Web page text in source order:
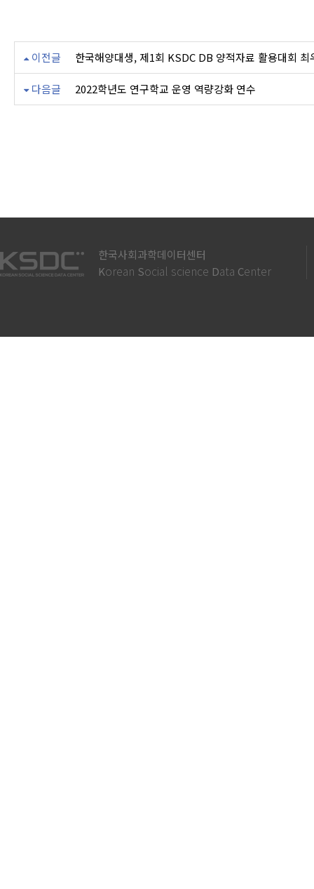
이전글 한국해양대생, 제1회 KSDC DB 양적자료 활용대회 최
다음글 2022학년도 연구학교 운영 역량강화 연수
한국사회과학데이터센터
Korean Social science Data Center